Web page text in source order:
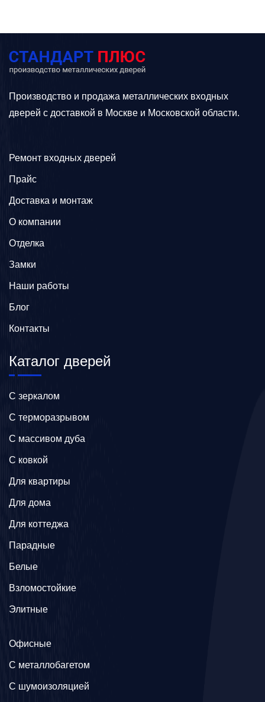
Производство и продажа металлических входных
дверей с доставкой в Москве и Московской области.
Ремонт входных дверей
Прайс
Доставка и монтаж
О компании
Отделка
Замки
Наши работы
Блог
Контакты
Каталог дверей
C зеркалом
C терморазрывом
C массивом дуба
C ковкой
Для квартиры
Для дома
Для коттеджа
Парадные
Белые
Взломостойкие
Элитные
Офисные
C металлобагетом
С шумоизоляцией